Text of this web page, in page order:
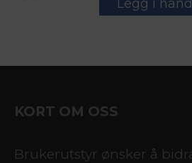
Legg i
KORT OM OSS
Brukerutstyr ønsker å